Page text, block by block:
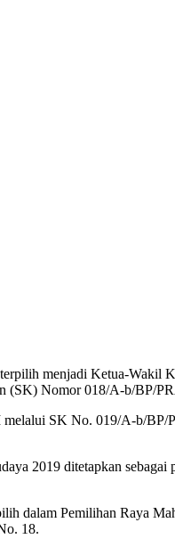
menjadi Ketua-Wakil
(SK) Nomor 018/A-b/BP/
SK No. 019/A-b/
2019 ditetapkan
dalam Pemilihan Raya
18.